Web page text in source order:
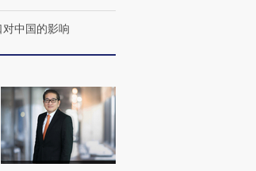
中国的影响